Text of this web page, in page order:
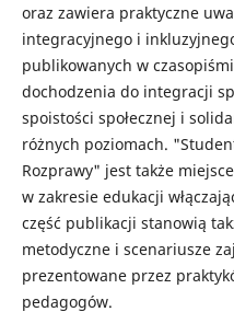
oraz zawiera praktyczne
integracyjnego i
publikowanych w
dochodzenia do integracji
spoistości społecznej i
różnych poziomach.
Rozprawy" jest także
w zakresie edukacji
część publikacji stanowią
metodyczne i scenariusze
prezentowane przez
pedagogów.